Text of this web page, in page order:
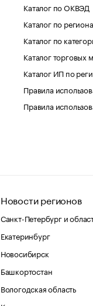
Каталог по ОКВЭД
Каталог по
Каталог по
Каталог торговых
Каталог ИП по
Правила
Правила
Новости регионов
Санкт-Петербург и
Екатеринбург
Новосибирск
Башкортостан
Вологодская область